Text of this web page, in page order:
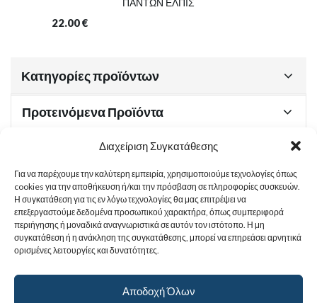
Διαχείριση Συγκατάθεσης
Για να παρέχουμε την καλύτερη εμπειρία, χρησιμοποιούμε τεχνολογίες όπως
cookies για την αποθήκευση ή/και την πρόσβαση σε πληροφορίες συσκευών.
Η συγκατάθεση για τις εν λόγω τεχνολογίες θα μας επιτρέψει να
επεξεργαστούμε δεδομένα προσωπικού χαρακτήρα, όπως συμπεριφορά
περιήγησης ή μοναδικά αναγνωριστικά σε αυτόν τον ιστότοπο. Η μη
συγκατάθεση ή η ανάκληση της συγκατάθεσης, μπορεί να επηρεάσει αρνητικά
ορισμένες λειτουργίες και δυνατότητες.
Αποδοχή Όλων
22.00€
Κατηγορίες προϊόντων
Προτεινόμενα Προϊόντα
Χρήσιμα Έγγραφα
Sitemap
Στοιχεία Επικοινωνίας